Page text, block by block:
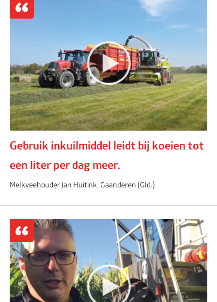
Gebruik inkuilmiddel leidt bij koeien tot
een liter per dag meer.
Melkveehouder Jan Huitink, Gaanderen (Gld.)